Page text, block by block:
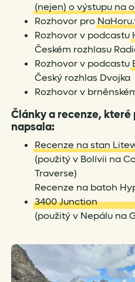
(nejen) o výstupu na
Rozhovor pro
Rozhovor v podcastu
Českém rozhlasu
Rozhovor v podcastu
Český rozhlas Dvojka
Rozhovor v
Články a recenze, které
napsala:
Recenze na stan
(použitý v Bolívii na
Traverse)
Recenze na batoh
3400 Junction
(použitý v Nepálu na